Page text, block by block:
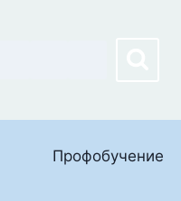
Профобучение